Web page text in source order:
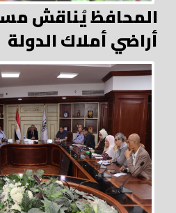
المحافظ يُناقش
أراضي أملاك الدولة